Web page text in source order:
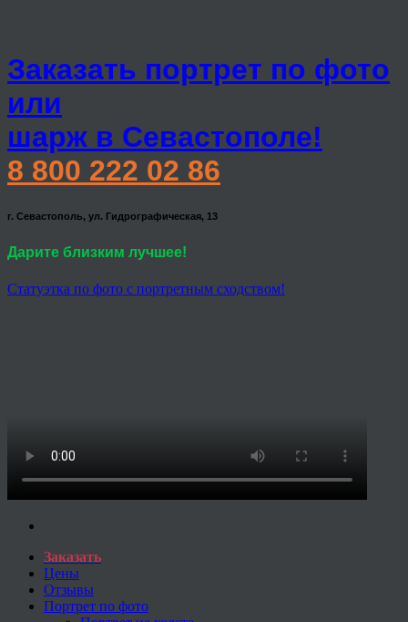
Заказать портрет по фото
или
шарж в Севастополе!
8 800 222 02 86
г. Севастополь, ул. Гидрографическая, 13
Дарите близким лучшее!
Статуэтка по фото с портретным сходством!
Заказать
Цены
Отзывы
Портрет по фото